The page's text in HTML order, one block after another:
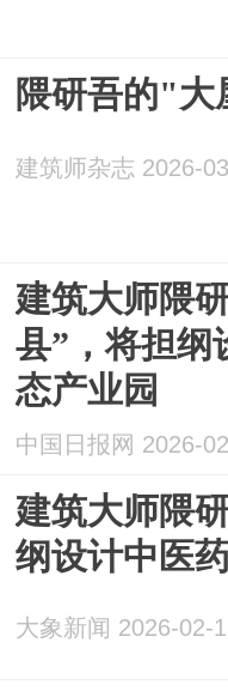
隈研吾的"
建筑师杂志 2026-
建筑大师隈
县”，将担纲
态产业园
中国日报网 2026-
建筑大师隈
纲设计中医
大象新闻 2026-02-